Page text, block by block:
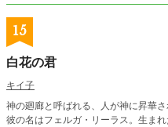
15
白花の君
キイ子
神の廻廊と呼ばれる、人が神に昇華
彼の名はフェルガ・リーラス。生ま